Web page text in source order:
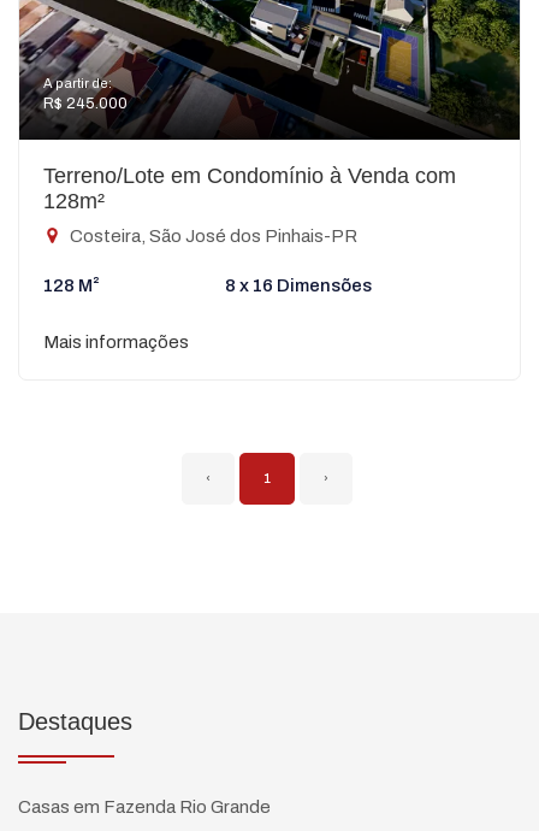
A partir de:
R$ 245.000
Terreno/Lote em Condomínio à Venda com
128m²
Costeira, São José dos Pinhais-PR
128 M² 8 x 16 Dimensões
Mais informações
‹ 1 ›
Destaques
Casas em Fazenda Rio Grande